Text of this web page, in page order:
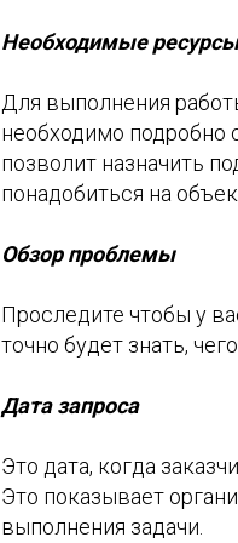
Необходимые
Для выполнения
необходимо подробно
позволит назначить
понадобиться на
Обзор проблемы
Проследите чтобы у
точно будет знать,
Дата запроса
Это дата, когда
Это показывает
выполнения задачи.